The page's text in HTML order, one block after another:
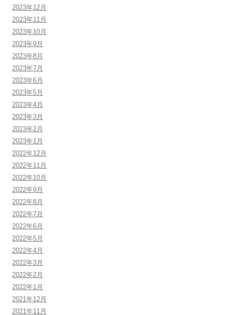
2023年12月
2023年11月
2023年10月
2023年9月
2023年8月
2023年7月
2023年6月
2023年5月
2023年4月
2023年3月
2023年2月
2023年1月
2022年12月
2022年11月
2022年10月
2022年9月
2022年8月
2022年7月
2022年6月
2022年5月
2022年4月
2022年3月
2022年2月
2022年1月
2021年12月
2021年11月